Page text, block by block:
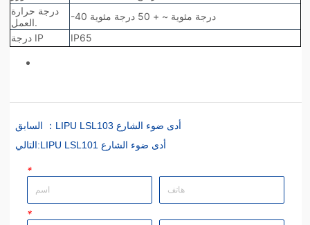
السابق ：
LIPU LSL103 أدى ضوء الشارع
التالي:
LIPU LSL101 أدى ضوء الشارع
*
*